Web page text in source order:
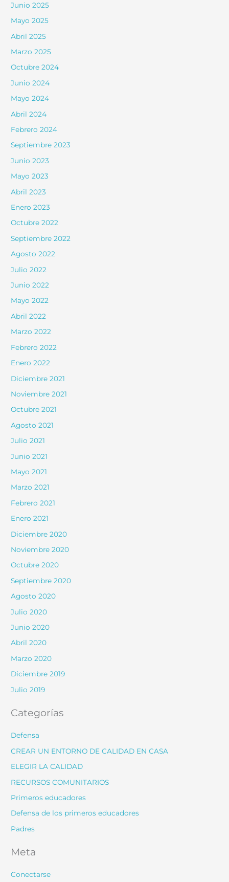
Junio 2025
Mayo 2025
Abril 2025
Marzo 2025
Octubre 2024
Junio 2024
Mayo 2024
Abril 2024
Febrero 2024
Septiembre 2023
Junio 2023
Mayo 2023
Abril 2023
Enero 2023
Octubre 2022
Septiembre 2022
Agosto 2022
Julio 2022
Junio 2022
Mayo 2022
Abril 2022
Marzo 2022
Febrero 2022
Enero 2022
Diciembre 2021
Noviembre 2021
Octubre 2021
Agosto 2021
Julio 2021
Junio 2021
Mayo 2021
Marzo 2021
Febrero 2021
Enero 2021
Diciembre 2020
Noviembre 2020
Octubre 2020
Septiembre 2020
Agosto 2020
Julio 2020
Junio 2020
Abril 2020
Marzo 2020
Diciembre 2019
Julio 2019
Categorías
Defensa
CREAR UN ENTORNO DE CALIDAD EN CASA
ELEGIR LA CALIDAD
RECURSOS COMUNITARIOS
Primeros educadores
Defensa de los primeros educadores
Padres
Meta
Conectarse